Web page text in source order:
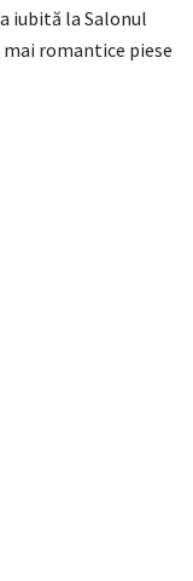
iubită la Salonul
romantice piese